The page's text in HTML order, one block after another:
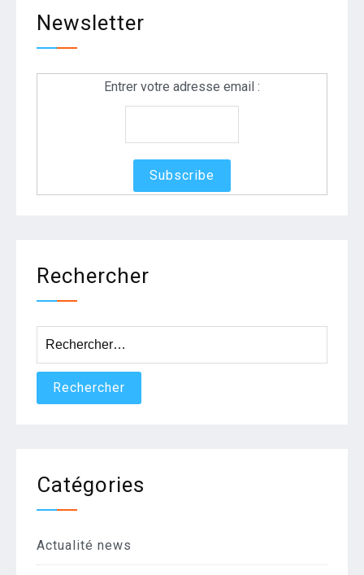
Newsletter
Entrer votre adresse email :
Rechercher
Catégories
Actualité news